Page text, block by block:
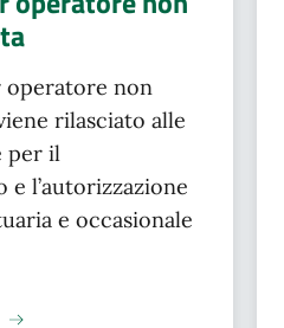
operatore non
rilasciato alle
per il
l’autorizzazione
e occasionale